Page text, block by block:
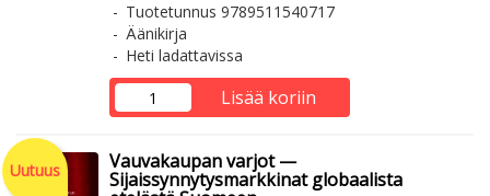
Tuotetunnus 9789511540717
Äänikirja
Heti ladattavissa
Lisää koriin
Uutuus Vauvakaupan varjot —
Sijaissynnytysmarkkinat globaalista